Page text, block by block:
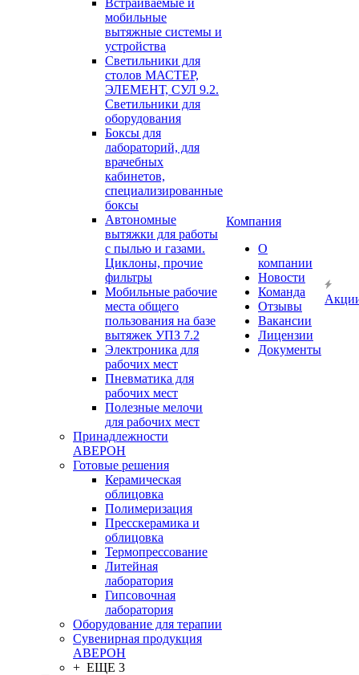
Встраиваемые и
мобильные
вытяжные системы и
устройства
Светильники для
столов МАСТЕР,
ЭЛЕМЕНТ, СУЛ 9.2.
Светильники для
оборудования
Боксы для
лабораторий, для
врачебных
кабинетов,
специализированные
боксы
Автономные
вытяжки для работы
с пылью и газами.
Циклоны, прочие
фильтры
Мобильные рабочие
места общего
пользования на базе
вытяжек УПЗ 7.2
Электроника для
рабочих мест
Пневматика для
рабочих мест
Полезные мелочи
для рабочих мест
Принадлежности
АВЕРОН
Готовые решения
Керамическая
облицовка
Полимеризация
Пресскерамика и
облицовка
Термопрессование
Литейная
лаборатория
Гипсовочная
лаборатория
Оборудование для терапии
Сувенирная продукция
АВЕРОН
+ ЕЩЕ 3
Компания
О
компании
Новости
Команда
Отзывы
Вакансии
Лицензии
Документы